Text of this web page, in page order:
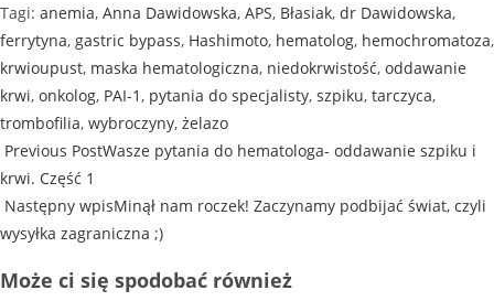
Tagi: anemia, Anna Dawidowska, APS, Błasiak, dr Dawidowska,
ferrytyna, gastric bypass, Hashimoto, hematolog, hemochromatoza,
krwioupust, maska hematologiczna, niedokrwistość, oddawanie
krwi, onkolog, PAI-1 , pytania do specjalisty, szpiku, tarczyca,
trombofilia, wybroczyny, żelazo
Previous PostWasze pytania do hematologa- oddawanie szpiku i
krwi. Część 1
Następny wpisMinął nam roczek! Zaczynamy podbijać świat, czyli
wysyłka zagraniczna ;)
Może ci się spodobać również